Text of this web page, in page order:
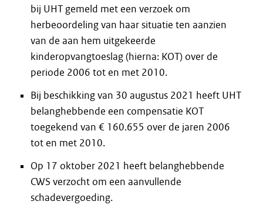
bij UHT gemeld met een verzoek om
herbeoordeling van haar situatie ten aanzien
van de aan hem uitgekeerde
kinderopvangtoeslag (hierna: KOT) over de
periode 2006 tot en met 2010.
Bij beschikking van 30 augustus 2021 heeft UHT
belanghebbende een compensatie KOT
toegekend van € 160.655 over de jaren 2006
tot en met 2010.
Op 17 oktober 2021 heeft belanghebbende
CWS verzocht om een aanvullende
schadevergoeding.